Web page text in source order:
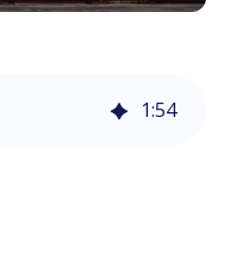
1:54